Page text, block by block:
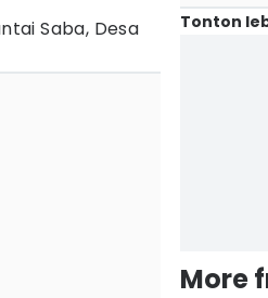
Saba, Desa
Tonton
More